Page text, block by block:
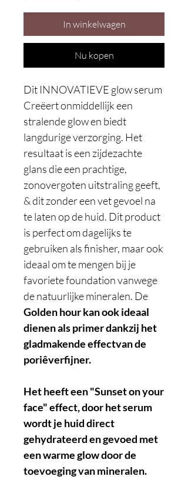
In winkelwagen
Nu kopen
Dit INNOVATIEVE glow serum
Creëert onmiddellijk een
stralende glow en biedt
langdurige verzorging. Het
resultaat is een zijdezachte
glans die een prachtige,
zonovergoten uitstraling geeft,
& dit zonder een vet gevoel na
te laten op de huid. Dit product
is perfect om dagelijks te
gebruiken als finisher, maar ook
ideaal om te mengen bij je
favoriete foundation vanwege
de natuurlijke mineralen. De
Golden hour kan ook ideaal
dienen als primer dankzij het
gladmakende effectvan de
poriêverfijner.
Het heeft een "Sunset on your
face" effect, door het serum
wordt je huid direct
gehydrateerd en gevoed met
een warme glow door de
toevoeging van mineralen.